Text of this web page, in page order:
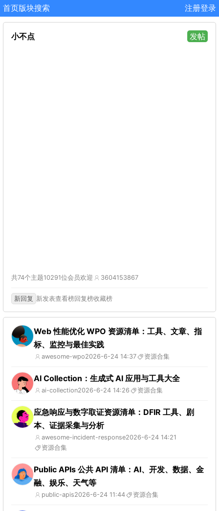
首页版块搜索 注册登录
小不点 发帖
共74个主题10291位会员欢迎 3604153867
新回复 新发表查看榜回复榜收藏榜
Web 性能优化 WPO 资源清单：工具、文章、指
标、监控与最佳实践
awesome-wpo2026-6-24 14:37 资源合集
AI Collection：生成式 AI 应用与工具大全
ai-collection2026-6-24 14:26 资源合集
应急响应与数字取证资源清单：DFIR 工具、剧
本、证据采集与分析
awesome-incident-response2026-6-24 14:21
资源合集
Public APIs 公共 API 清单：AI、开发、数据、金
融、娱乐、天气等
public-apis2026-6-24 11:44 资源合集